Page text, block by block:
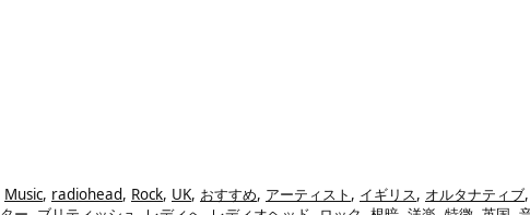
Music, radiohead, Rock, UK, おすすめ, アーティスト , イギリス, オルタナティブ,